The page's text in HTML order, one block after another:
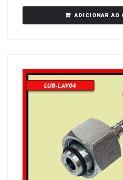
ADICIONAR AO